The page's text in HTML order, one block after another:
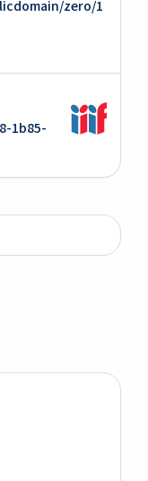
zero/1
1b85-